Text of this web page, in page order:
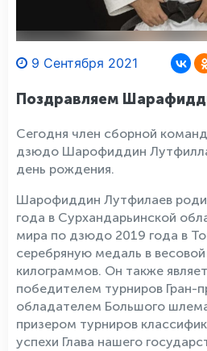
9 Сентября 2021
Поздравляем
Сегодня член сборной
дзюдо Шарофиддин
день рождения.
Шарофиддин Лутфилаев
года в Сурхандарьинской
мира по дзюдо 2019 года в
серебряную медаль в
килограммов. Он также
победителем турниров Гран-
обладателем Большого
призером турниров
успехи Глава нашего